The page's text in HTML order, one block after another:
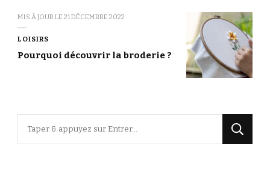
MIS À JOUR LE 21 DÉCEMBRE 2022
LOISIRS
Pourquoi découvrir la broderie ?